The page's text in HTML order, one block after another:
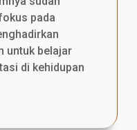
pada
untuk belajar
di kehidupan